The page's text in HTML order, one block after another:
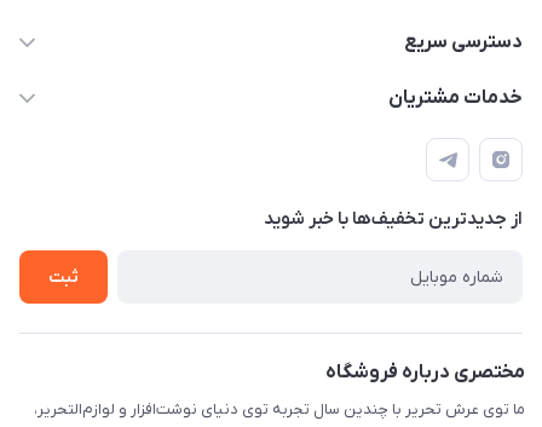
2424 3672 - 021
دسترسی سریع
لیست محصولات
راهنما
خدمات مشتریان
پرداخت الکترونیکی امن
رویه ارسال کالا
حریم خصوصی
تماس با ما
از جدید‌ترین تخفیف‌ها با‌ خبر شوید
ثبت
مختصری درباره فروشگاه
ما توی عرش تحریر با چندین سال تجربه توی دنیای نوشت‌افزار و لوازم‌التحریر،